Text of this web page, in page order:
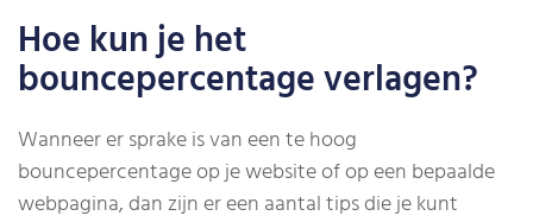
Hoe kun je het
bouncepercentage verlagen?
Wanneer er sprake is van een te hoog
bouncepercentage op je website of op een bepaalde
webpagina, dan zijn er een aantal tips die je kunt